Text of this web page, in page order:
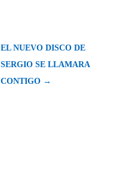
EL NUEVO DISCO DE
SERGIO SE LLAMARA
CONTIGO →